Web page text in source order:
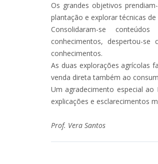
Os grandes objetivos
plantação e explorar técnicas
Consolidaram-se
conhecimentos, despertou-
conhecimentos.
As duas explorações agrícolas
venda direta também ao
Um agradecimento especial
explicações e esclarecimentos
Prof. Vera Santos